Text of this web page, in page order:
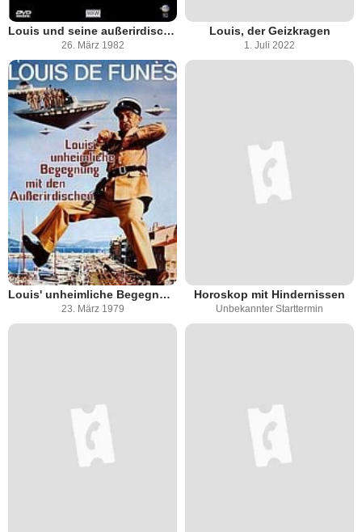
Louis und seine außerirdischen Kohlköpfe
26. März 1982
Louis, der Geizkragen
1. Juli 2022
Louis' unheimliche Begegnung mit den Außerirdischen
23. März 1979
Horoskop mit Hindernissen
Unbekannter Starttermin